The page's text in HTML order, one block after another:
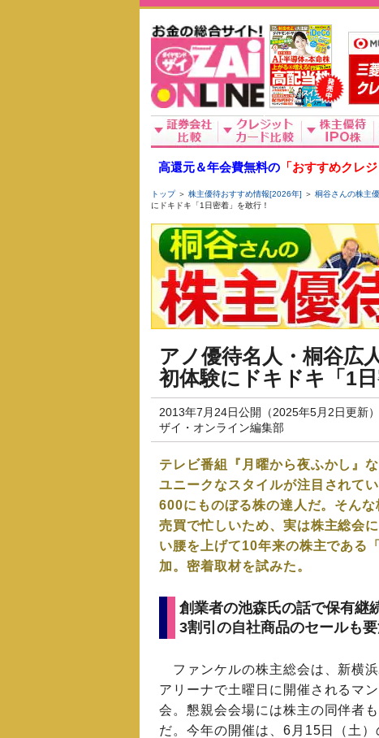
高還元＆年会費無料の 「おすすめクレ
トップ＞ 株主優待おすすめ情報[2026年] ＞ 桐谷さんの株主
にドキドキ「1日密着」を敢行！
アノ優待名人・桐谷広
初体験にドキドキ「1日
2013年7月24日公開（2025年5月2日更新）
ザイ・オンライン編集部
テレビ番組『月曜から夜ふかし』
ユニークなスタイルが注目されて
600にものぼる株の達人だ。そん
売買で忙しいため、実は株主総会
い腰を上げて10年来の株主である「
加。密着取材を試みた。
創業者の池森氏の話で保有継
3割引の自社商品のセールも要
ファンケルの株主総会は、新横
アリーナで土曜日に開催されるマ
会。懇親会会場には株主の同伴者
だ。今年の開催は、6月15日（土